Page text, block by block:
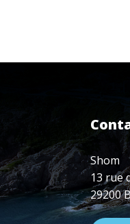
Shom
13 rue
29200